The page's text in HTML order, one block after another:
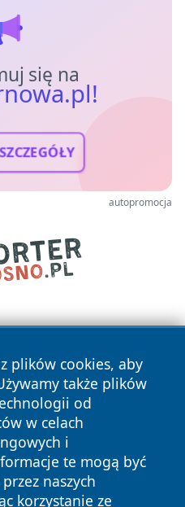
się na
autopromocja
plików cookies, aby
także plików
od
w celach
i
te mogą być
naszych
korzystanie ze
Wszystkie prawa
Polityka